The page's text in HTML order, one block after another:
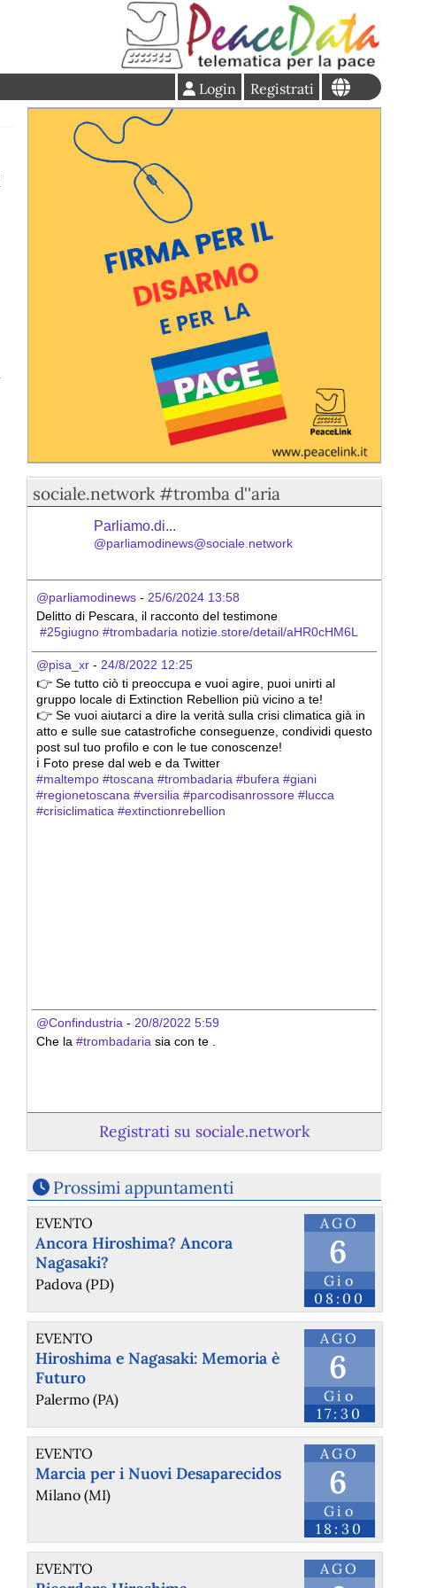
Registrati
Login
sociale.network #tromba d''aria
Parliamo.di...
@parliamodinews@sociale.network
@parliamodinews - 25/6/2024 13:58
Delitto di Pescara, il racconto del testimone
#25giugno #trombadaria notizie.store/detail/aHR0cHM6L
@pisa_xr - 24/8/2022 12:25
👉 Se tutto ciò ti preoccupa e vuoi agire, puoi unirti al
gruppo locale di Extinction Rebellion più vicino a te!
👉 Se vuoi aiutarci a dire la verità sulla crisi climatica già in
atto e sulle sue catastrofiche conseguenze, condividi questo
post sul tuo profilo e con le tue conoscenze!
ℹ️ Foto prese dal web e da Twitter
#maltempo #toscana #trombadaria #bufera #giani
#regionetoscana #versilia #parcodisanrossore #lucca
#crisiclimatica #extinctionrebellion
@Confindustria - 20/8/2022 5:59
Che la #trombadaria sia con te .
Registrati su sociale.network
Prossimi appuntamenti
AGO
6
Gio
08:00
EVENTO
Ancora Hiroshima? Ancora
Nagasaki?
Padova (PD)
AGO
6
Gio
17:30
EVENTO
Hiroshima e Nagasaki: Memoria è
Futuro
Palermo (PA)
AGO
6
Gio
18:30
EVENTO
Marcia per i Nuovi Desaparecidos
Milano (MI)
AGO
EVENTO